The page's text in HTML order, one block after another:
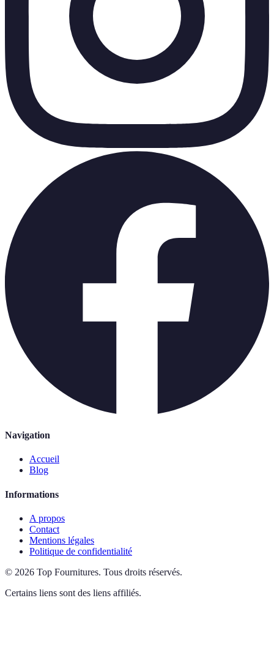
Navigation
Accueil
Blog
Informations
A propos
Contact
Mentions légales
Politique de confidentialité
© 2026 Top Fournitures. Tous droits réservés.
Certains liens sont des liens affiliés.